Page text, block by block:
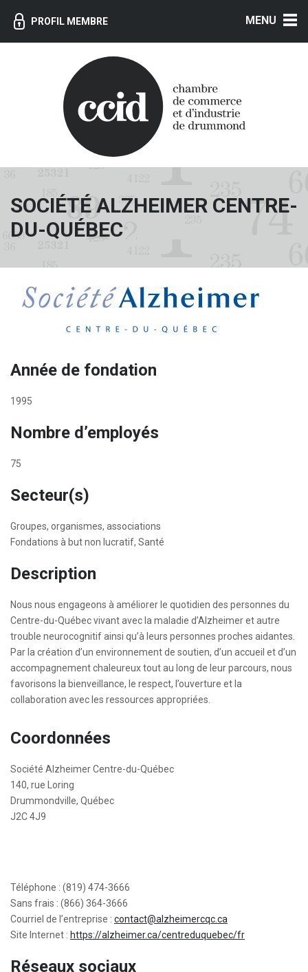
PROFIL MEMBRE
SOCIÉTÉ ALZHEIMER CENTRE-
DU-QUÉBEC
Année de fondation
1995
Nombre d’employés
75
Secteur(s)
Groupes, organismes, associations
Fondations à but non lucratif, Santé
Description
Nous nous engageons à améliorer le quotidien des personnes du
Centre-du-Québec vivant avec la maladie d’Alzheimer et autre
trouble neurocognitif ainsi qu’à leurs personnes proches aidantes.
Par la création d’un environnement de soutien, d’un accueil et d’un
accompagnement chaleureux tout au long de leur parcours, nous
favorisons la bienveillance, le respect, l’ouverture et la
collaboration avec les ressources appropriées.
Coordonnées
Société Alzheimer Centre-du-Québec
140, rue Loring
Drummondville, Québec
J2C 4J9
Téléphone : (819) 474-3666
Sans frais : (866) 364-3666
Courriel de l’entreprise : contact@alzheimercqc.ca
Site Internet : https://alzheimer.ca/centreduquebec/fr
Réseaux sociaux
MENU